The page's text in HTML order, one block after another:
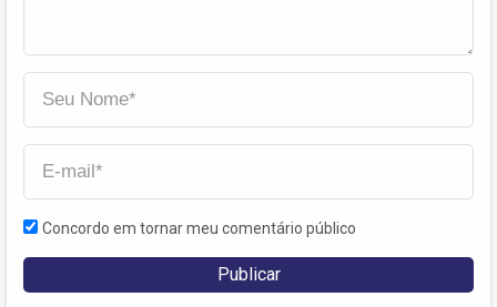
Concordo em tornar meu comentário público